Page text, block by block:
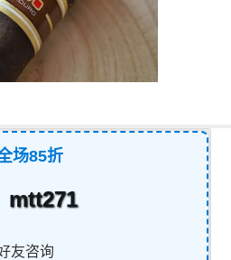
场85折
mtt271
友咨询